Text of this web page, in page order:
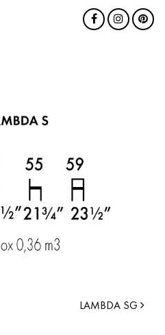
LAMBDA SG